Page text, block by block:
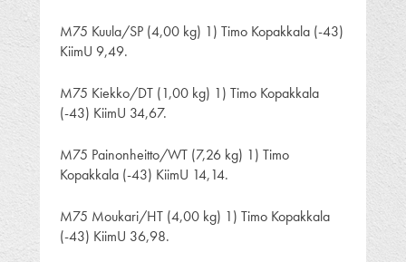
M75 Kuula/SP (4,00 kg) 1) Timo Kopakkala (-43)
KiimU 9,49.
M75 Kiekko/DT (1,00 kg) 1) Timo Kopakkala
(-43) KiimU 34,67.
M75 Painonheitto/WT (7,26 kg) 1) Timo
Kopakkala (-43) KiimU 14,14.
M75 Moukari/HT (4,00 kg) 1) Timo Kopakkala
(-43) KiimU 36,98.